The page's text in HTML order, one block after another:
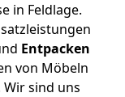
in Feldlage.
Entpacken
von Möbeln
sind uns